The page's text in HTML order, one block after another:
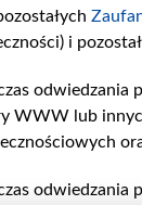
i
odwiedzania
WWW lub
odwiedzania